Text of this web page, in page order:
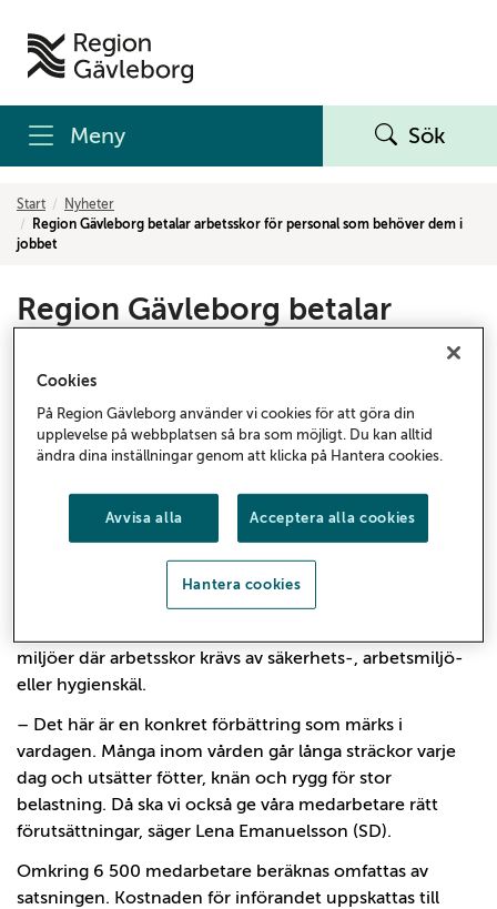
Meny Sök
Start
Nyheter
Region Gävleborg betalar arbetsskor för personal som behöver dem i
jobbet
Region Gävleborg betalar
behöver dem i jobbet
Medarbetare i Region Gävleborg som behöver
särskilda arbetsskor i sitt arbete kommer nu att få
till en bättre arbetsmiljö, minska risken för
arbetsskador och stärka Region Gävleborg som
Beslutet har fattats av regionstyrelsen och gäller
miljöer där arbetsskor krävs av säkerhets-, arbetsmiljö-
eller hygienskäl.
– Det här är en konkret förbättring som märks i
vardagen. Många inom vården går långa sträckor varje
dag och utsätter fötter, knän och rygg för stor
belastning. Då ska vi också ge våra medarbetare rätt
förutsättningar, säger Lena Emanuelsson (SD).
Omkring 6 500 medarbetare beräknas omfattas av
satsningen. Kostnaden för införandet uppskattas till
Cookies
På Region Gävleborg använder vi cookies för att göra din
upplevelse på webbplatsen så bra som möjligt. Du kan alltid
ändra dina inställningar genom att klicka på Hantera cookies.
Avvisa alla Acceptera alla cookies
Hantera cookies